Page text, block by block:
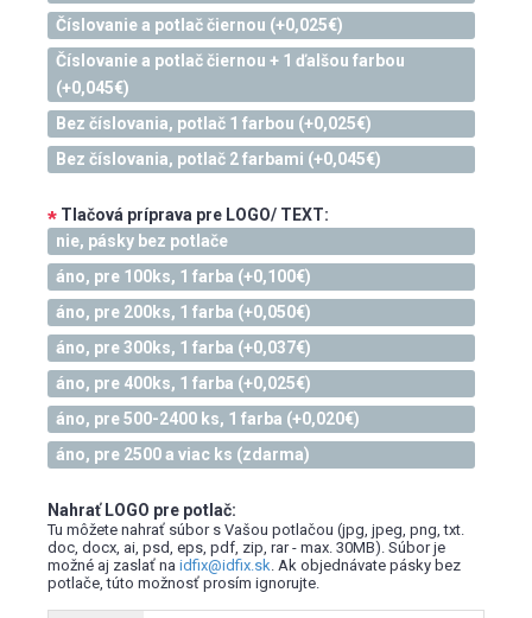
Číslovanie a potlač čiernou (+0,025€)
Číslovanie a potlač čiernou + 1 ďalšou farbou
(+0,045€)
Bez číslovania, potlač 1 farbou (+0,025€)
Bez číslovania, potlač 2 farbami (+0,045€)
* Tlačová príprava pre LOGO/ TEXT:
nie, pásky bez potlače
áno, pre 100ks, 1 farba (+0,100€)
áno, pre 200ks, 1 farba (+0,050€)
áno, pre 300ks, 1 farba (+0,037€)
áno, pre 400ks, 1 farba (+0,025€)
áno, pre 500-2400 ks, 1 farba (+0,020€)
áno, pre 2500 a viac ks (zdarma)
Nahrať LOGO pre potlač:
Tu môžete nahrať súbor s Vašou potlačou (jpg, jpeg, png, txt.
doc, docx, ai, psd, eps, pdf, zip, rar - max. 30MB). Súbor je
možné aj zaslať na idfix@idfix.sk. Ak objednávate pásky bez
potlače, túto možnosť prosím ignorujte.